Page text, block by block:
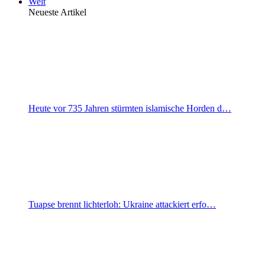
Neueste Artikel
Heute vor 735 Jahren stürmten islamische Horden d…
Tuapse brennt lichterloh: Ukraine attackiert erfo…